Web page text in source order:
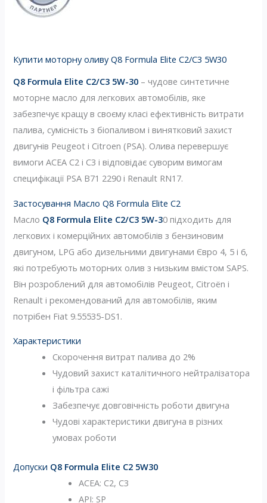
Купити моторну оливу Q8 Formula Elite C2/C3 5W30
Q8 Formula Elite C2/C3 5W-30 – чудове синтетичне
моторне масло для легкових автомобілів, яке
забезпечує кращу в своєму класі ефективність витрати
палива, сумісність з біопаливом і винятковий захист
двигунів Peugeot і Citroen (PSA). Олива перевершує
вимоги ACEA C2 і C3 і відповідає суворим вимогам
специфікації PSA B71 2290 і Renault RN17.
Застосування Масло Q8 Formula Elite C2
Масло Q8 Formula Elite C2/C3 5W-30 підходить для
легкових і комерційних автомобілів з бензиновим
двигуном, LPG або дизельними двигунами Євро 4, 5 і 6,
які потребують моторних олив з низьким вмістом SAPS.
Він розроблений для автомобілів Peugeot, Citroën і
Renault і рекомендований для автомобілів, яким
потрібен Fiat 9.55535-DS1.
Характеристики
Скорочення витрат палива до 2%
Чудовий захист каталітичного нейтралізатора
і фільтра сажі
Забезпечує довговічність роботи двигуна
Чудові характеристики двигуна в різних
умовах роботи
Допуски Q8 Formula Elite C2 5W30
ACEA: C2, C3
API: SP